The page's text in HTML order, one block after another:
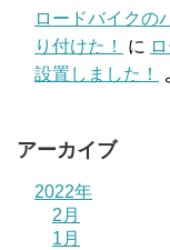
ロードバイクの
り付けた！
に
設置しました！
アーカイブ
2022年
2月
1月